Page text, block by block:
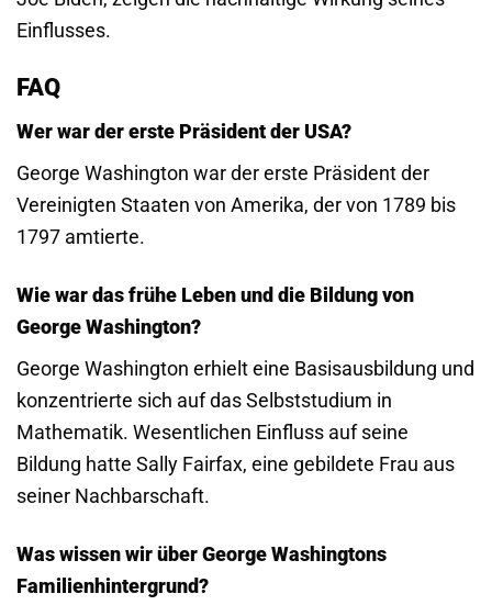
Einflusses.
FAQ
Wer war der erste Präsident der USA?
George Washington war der erste Präsident der
Vereinigten Staaten von Amerika, der von 1789 bis
1797 amtierte.
Wie war das frühe Leben und die Bildung von
George Washington?
George Washington erhielt eine Basisausbildung und
konzentrierte sich auf das Selbststudium in
Mathematik. Wesentlichen Einfluss auf seine
Bildung hatte Sally Fairfax, eine gebildete Frau aus
seiner Nachbarschaft.
Was wissen wir über George Washingtons
Familienhintergrund?